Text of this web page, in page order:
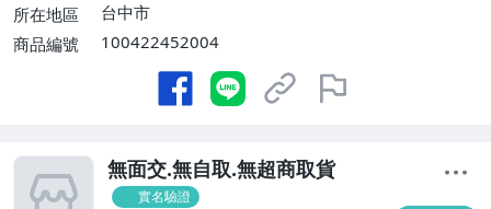
所在地區
台中市
商品編號
100422452004
無面交.無自取.無超商取貨
實名驗證